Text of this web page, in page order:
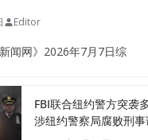
Editor
新闻网》2026年7月7日综
FBI联合纽约警方突袭
涉纽约警察局腐败刑事